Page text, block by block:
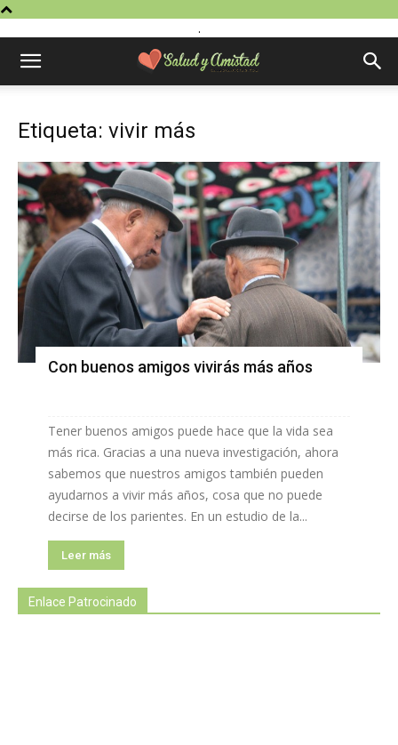
.
Etiqueta: vivir más
Con buenos amigos vivirás más años
Tener buenos amigos puede hace que la vida sea
más rica. Gracias a una nueva investigación, ahora
sabemos que nuestros amigos también pueden
ayudarnos a vivir más años, cosa que no puede
decirse de los parientes. En un estudio de la...
Leer más
Enlace Patrocinado